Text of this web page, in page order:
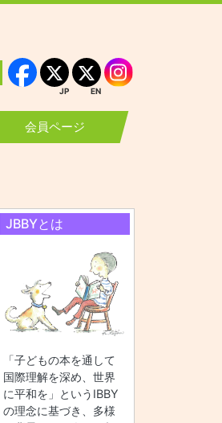
Facebook
JP
JP
EN
EN Instagram
会員ページ
JBBYとは
「子どもの本を通して
国際理解を深め、世界
に平和を」というIBBY
の理念に基づき、多様